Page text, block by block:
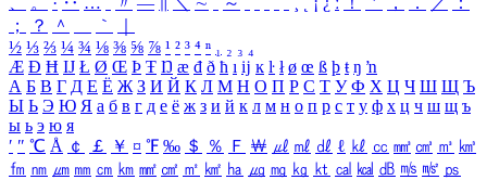
；
？ ＾ ｀
½ ⅓ ⅔ ¼ ¾ ⅛ ⅜ ⅝ ⅞ ¹ ² ³ ⁴ ⁿ ₁ ₂ ₃ ₄
Æ Ð Ħ Ĳ Ł Ø Œ Þ Ŧ Ŋ æ đ ð ħ ı ĳ ĸ ŀ ł ø œ ß þ ŧ ŋ ŉ
А Б В Г Д Е Ё Ж З И Й К Л М Н О П Р С Т У Ф Х Ц Ч Ш Щ Ъ
Ы Ь Э Ю Я а б в г д е ё ж з и й к л м н о п р с т у ф х ц ч ш щ ъ
ы ь э ю я
′ ″ ℃ Å ￠ ￡ ￥ ¤ ℉ ‰ ＄ ％ Ｆ ￦ ㎕ ㎖ ㎗ ℓ ㎘ ㏄ ㎣ ㎤ ㎥ ㎦
㎙ ㎚ ㎛ ㎜ ㎝ ㎞ ㎟ ㎠ ㎡ ㎢ ㏊ ㎍ ㎎ ㎏ ㏏ ㎈ ㎉ ㏈ ㎧ ㎨ ㎰